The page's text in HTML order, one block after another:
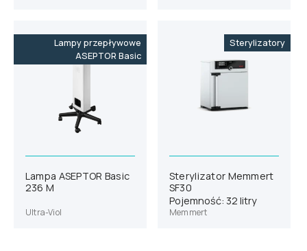
Lampy przepływowe
ASEPTOR Basic
Lampa ASEPTOR Basic
236 M
Ultra-Viol
Sterylizatory
Sterylizator Memmert
SF30
Pojemność: 32 litry
Memmert